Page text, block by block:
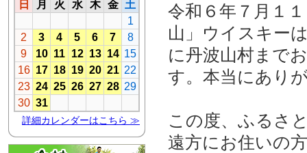
令和６年７月１
山」ウイスキー
に丹波山村まで
す。本当にあり
この度、ふるさ
遠方にお住いの